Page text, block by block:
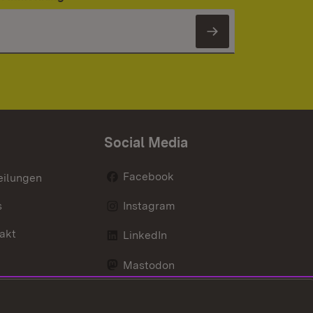
Newsletter
Social Media
Facebook
Instagram
LinkedIn
Mastodon